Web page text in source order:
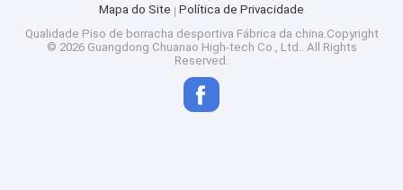
Mapa do Site
Política de Privacidade
Qualidade Piso de borracha desportiva Fábrica da china.Copyright
© 2026 Guangdong Chuanao High-tech Co., Ltd.. All Rights
Reserved.